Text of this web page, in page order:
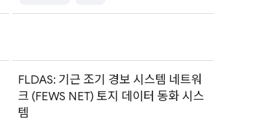
FLDAS: 기근 조기 경보 시스템 네트워
크 (FEWS NET) 토지 데이터 동화 시스
템